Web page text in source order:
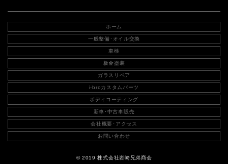
ホーム
一般整備･オイル交換
車検
板金塗装
ガラスリペア
i-broカスタムパーツ
ボディコーティング
新車･中古車販売
会社概要･アクセス
お問い合わせ
© 2019 株式会社岩崎兄弟商会